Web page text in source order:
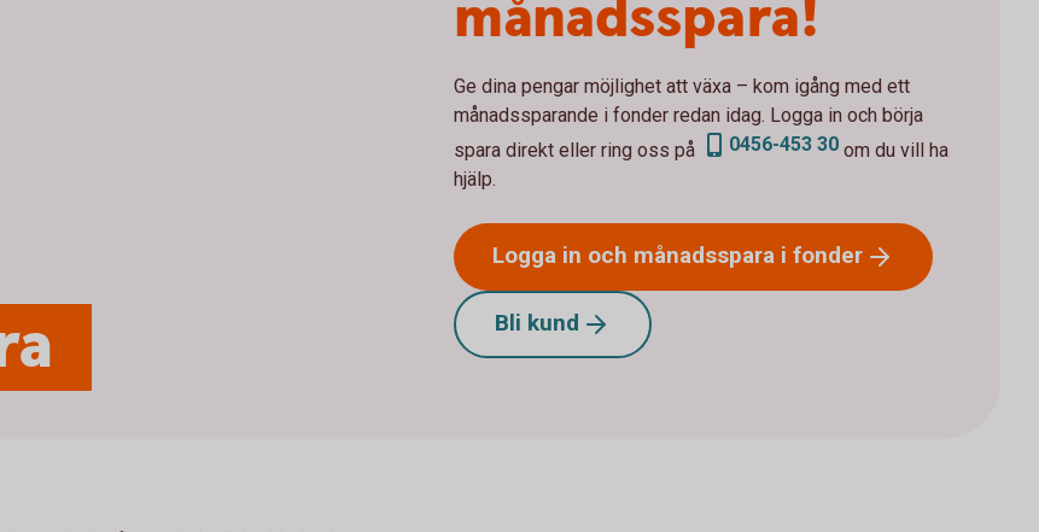
månadsspara!
Ge dina pengar möjlighet att växa – kom igång med ett
månadssparande i fonder redan idag. Logga in och börja
spara direkt eller ring oss på
0456-453 30 om du vill ha
hjälp.
Logga in och månadsspara i fonder
Bli kund